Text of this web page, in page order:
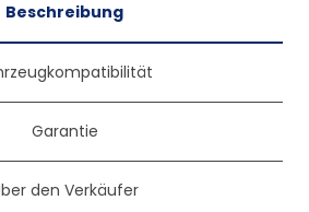
Beschreibung
Garantie
den Verkäufer